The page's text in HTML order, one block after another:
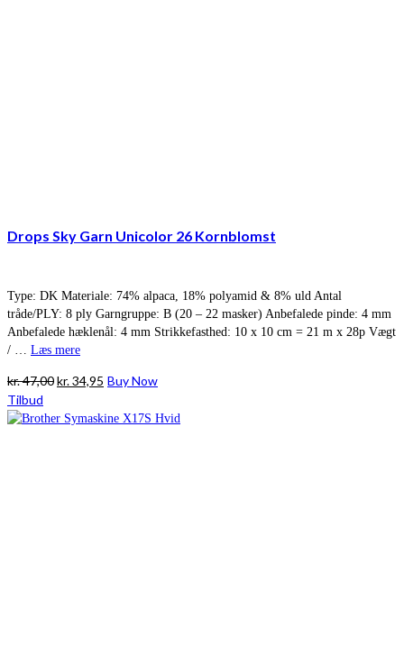
Drops Sky Garn Unicolor 26 Kornblomst
Type: DK Materiale: 74% alpaca, 18% polyamid & 8% uld Antal
tråde/PLY: 8 ply Garngruppe: B (20 – 22 masker) Anbefalede pinde: 4 mm
Anbefalede hæklenål: 4 mm Strikkefasthed: 10 x 10 cm = 21 m x 28p Vægt
/ … Læs mere
kr.47,00Den
pris
kr.34,95 Den
pris
Buy Now
Tilbud